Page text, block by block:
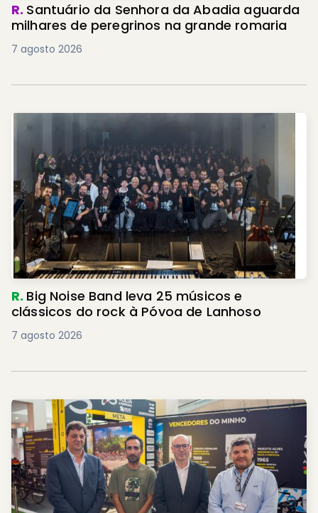
R. Santuário da Senhora da Abadia aguarda
milhares de peregrinos na grande romaria
7 agosto 2026
R. Big Noise Band leva 25 músicos e
clássicos do rock à Póvoa de Lanhoso
7 agosto 2026